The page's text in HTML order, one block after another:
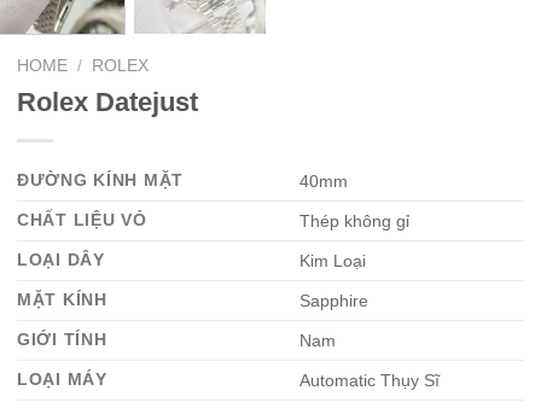
HOME / ROLEX
Rolex Datejust
ĐƯỜNG KÍNH MẶT
40mm
CHẤT LIỆU VỎ
Thép không gỉ
LOẠI DÂY
Kim Loại
MẶT KÍNH
Sapphire
GIỚI TÍNH
Nam
LOẠI MÁY
Automatic Thụy Sĩ